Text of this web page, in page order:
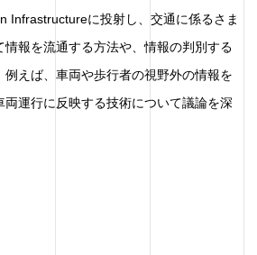
Infrastructureに投射し、交通に係るさま
情報を流通する方法や、情報の判別する
えば、車両や歩行者の視野外の情報を
運行に反映する技術について議論を深